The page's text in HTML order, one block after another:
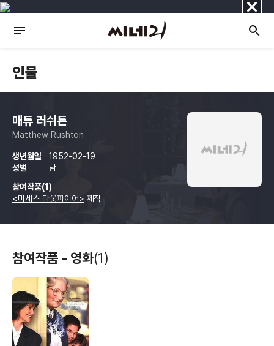
닫
기
인물
매튜 러쉬튼
Matthew Rushton
생년월일
1952-02-19
성별
남
참여작품(1)
<미세스 다웃파이어> 제작
참여작품 - 영화(1)